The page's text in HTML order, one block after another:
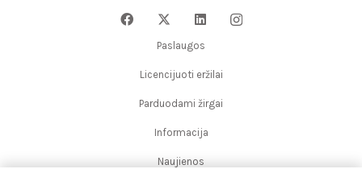
Paslaugos
Licencijuoti eržilai
Parduodami žirgai
Informacija
Naujienos